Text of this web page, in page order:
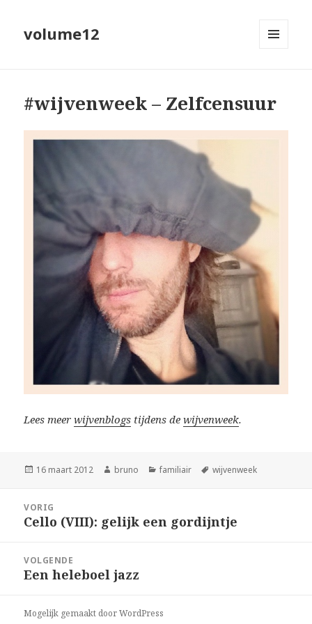
volume12
#wijvenweek – Zelfcensuur
Lees meerwijvenblogs tijdens dewijvenweek.
Geplaatst
16 maart 2012 Auteur
bruno Categorieën
familiair Tags
wijvenweek
navigatie
VORIG
Vorig
Cello (VIII): gelijk een gordijntje
VOLGENDE
Volgend
Een heleboel jazz
Mogelijk gemaakt door WordPress